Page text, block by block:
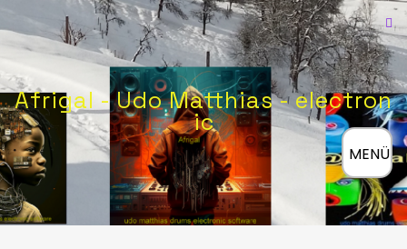
to
content
Afrigal - Udo Matthias - electron
ic
≡
MENÜ